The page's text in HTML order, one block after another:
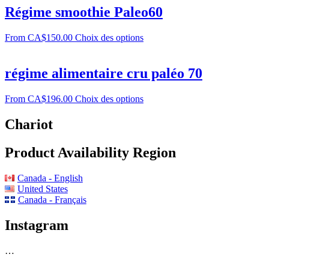
Régime smoothie Paleo60
From CA$150.00 Choix des options
régime alimentaire cru paléo 70
From CA$196.00 Choix des options
Chariot
Product Availability Region
Canada - English
United States
Canada - Français
Instagram
…